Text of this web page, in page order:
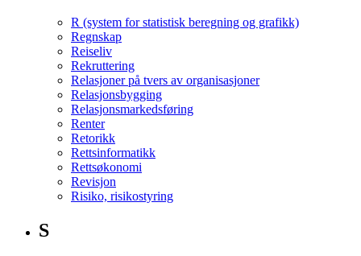
R (system for statistisk beregning og grafikk)
Regnskap
Reiseliv
Rekruttering
Relasjoner på tvers av organisasjoner
Relasjonsbygging
Relasjonsmarkedsføring
Renter
Retorikk
Rettsinformatikk
Rettsøkonomi
Revisjon
Risiko, risikostyring
S